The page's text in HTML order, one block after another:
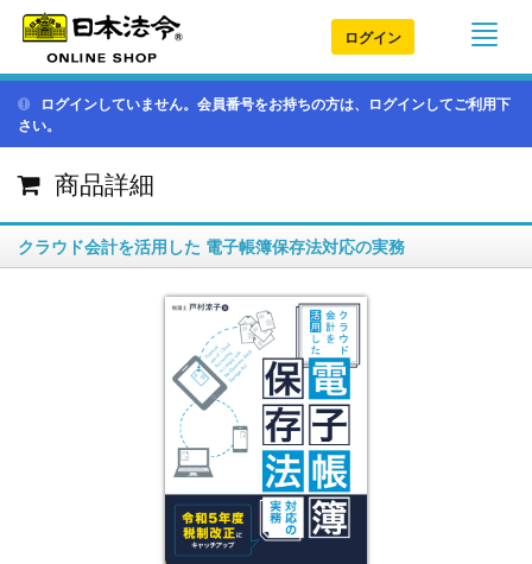
ログイン
ログインしていません。会員番号をお持ちの方は、ログインしてご利用下
さい。
商品詳細
クラウド会計を活用した 電子帳簿保存法対応の実務